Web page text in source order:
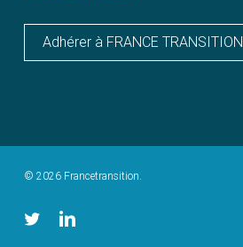
Adhérer à FRANCE TRANSITION
© 2026 Francetransition.
twitter linkedin